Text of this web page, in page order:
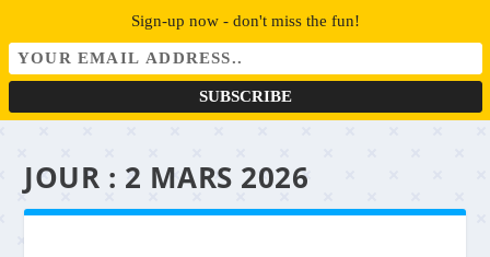
JOUR : 2 MARS 2026
Sign-up now - don't miss the fun!